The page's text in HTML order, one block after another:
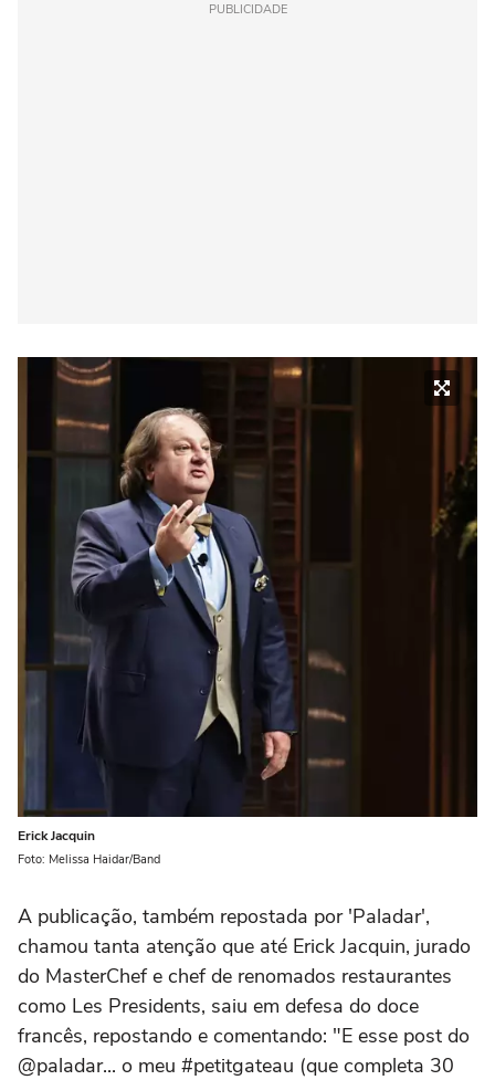
PUBLICIDADE
Erick Jacquin
Foto: Melissa Haidar/Band
A publicação, também repostada por 'Paladar',
chamou tanta atenção que até Erick Jacquin, jurado
do MasterChef e chef de renomados restaurantes
como Les Presidents, saiu em defesa do doce
francês, repostando e comentando: "E esse post do
@paladar... o meu #petitgateau (que completa 30